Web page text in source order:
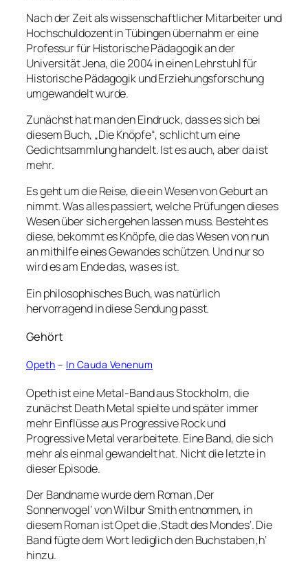
Nach der Zeit als wissenschaftlicher Mitarbeiter und
Hochschuldozent in Tübingen übernahm er eine
Professur für Historische Pädagogik an der
Universität Jena, die 2004 in einen Lehrstuhl für
Historische Pädagogik und Erziehungsforschung
umgewandelt wurde.
Zunächst hat man den Eindruck, dass es sich bei
diesem Buch, „Die Knöpfe“, schlicht um eine
Gedichtsammlung handelt. Ist es auch, aber da ist
mehr.
Es geht um die Reise, die ein Wesen von Geburt an
nimmt. Was alles passiert, welche Prüfungen dieses
Wesen über sich ergehen lassen muss. Besteht es
diese, bekommt es Knöpfe, die das Wesen von nun
an mithilfe eines Gewandes schützen. Und nur so
wird es am Ende das, was es ist.
Ein philosophisches Buch, was natürlich
hervorragend in diese Sendung passt.
Gehört
Opeth – In Cauda Venenum
Opeth ist eine Metal-Band aus Stockholm, die
zunächst Death Metal spielte und später immer
mehr Einflüsse aus Progressive Rock und
Progressive Metal verarbeitete. Eine Band, die sich
mehr als einmal gewandelt hat. Nicht die letzte in
dieser Episode.
Der Bandname wurde dem Roman ‚Der
Sonnenvogel‘ von Wilbur Smith entnommen, in
diesem Roman ist Opet die ‚Stadt des Mondes‘. Die
Band fügte dem Wort lediglich den Buchstaben ‚h‘
hinzu.